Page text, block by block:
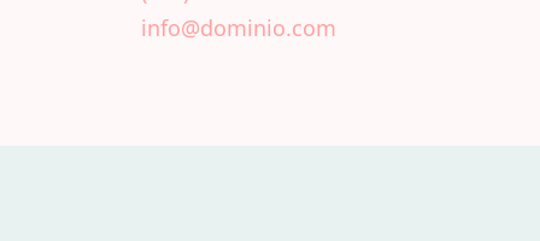
info@dominio.com